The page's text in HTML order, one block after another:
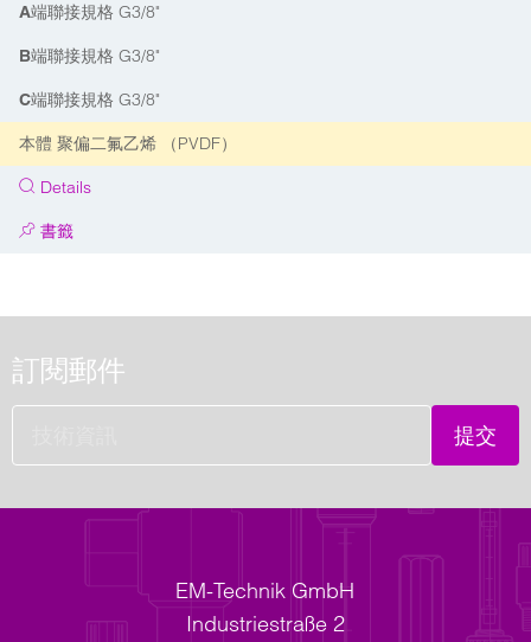
A端聯接規格 G3/8"
B端聯接規格 G3/8"
C端聯接規格 G3/8"
本體 聚偏二氟乙烯 （PVDF）
Details
書籤
訂閱郵件
提交
EM-Technik GmbH
Industriestraße 2